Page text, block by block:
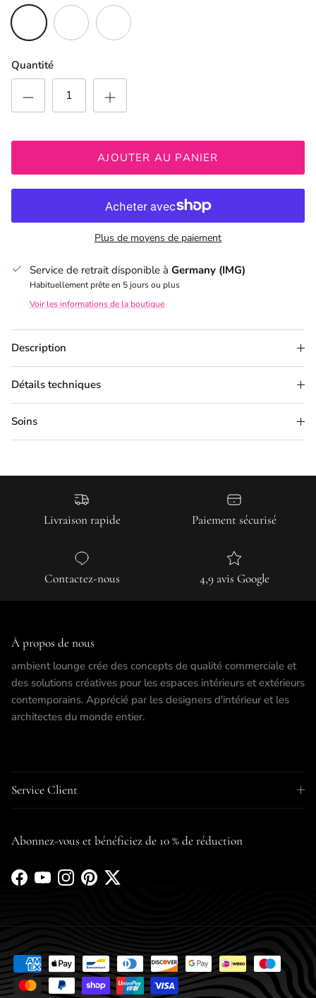
Animal sauvage (fausse fourrure)
Cappuccino (Fourrure Synthétique)
Gris Sensoriel (Fausse Fourrure)
Quantité
AJOUTER AU PANIER
Plus de moyens de paiement
Service de retrait disponible à Germany (IMG)
Habituellement prête en 5 jours ou plus
Voir les informations de la boutique
Description
Détails techniques
Soins
Livraison rapide Paiement sécurisé
Contactez-nous 4,9 avis Google
À propos de nous
ambient lounge crée des concepts de qualité commerciale et
des solutions créatives pour les espaces intérieurs et extérieurs
contemporains. Apprécié par les designers d'intérieur et les
architectes du monde entier.
Service Client
Abonnez-vous et bénéficiez de 10 % de réduction
Facebook
YouTubeInstagram
PinterestTwitter